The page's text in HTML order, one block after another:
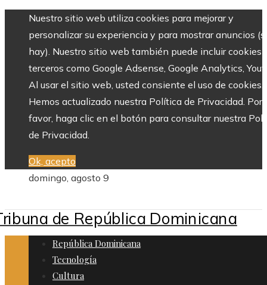
Nuestro sitio web utiliza cookies para mejorar y
personalizar su experiencia y para mostrar anuncios
hay). Nuestro sitio web también puede incluir cookies
terceros como Google Adsense, Google Analytics,
Al usar el sitio web, usted consiente el uso de cookies.
Hemos actualizado nuestra Política de Privacidad. Por
favor, haga clic en el botón para consultar nuestra
de Privacidad.
Ok, acepto
domingo, agosto 9
República Dominicana
Tecnología
Cultura